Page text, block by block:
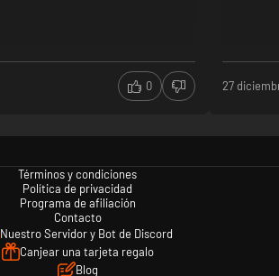
0 27
Términos y condiciones
Política de privacidad
Programa de afiliación
Contacto
Nuestro Servidor y Bot de Discord
Canjear una tarjeta regalo
Blog